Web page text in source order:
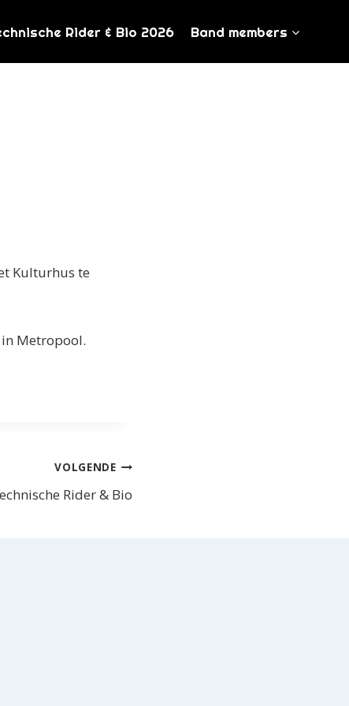
Rider & Bio 2026 Band members
Kulturhus te
in Metropool.
VOLGENDE
Rider & Bio